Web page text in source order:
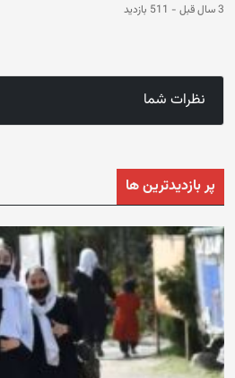
3 سال قبل - 511 بازدید
نظرات شما
پر بازدیدترین ها